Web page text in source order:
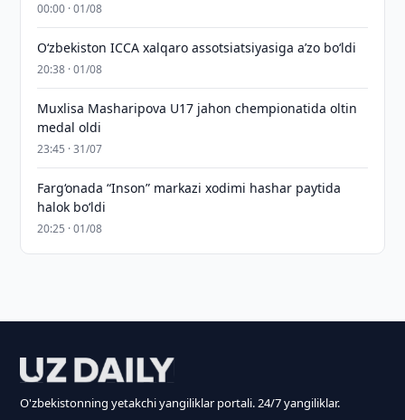
00:00 · 01/08
O‘zbekiston ICCA xalqaro assotsiatsiyasiga aʼzo bo‘ldi
20:38 · 01/08
Muxlisa Masharipova U17 jahon chempionatida oltin
medal oldi
23:45 · 31/07
Farg‘onada “Inson” markazi xodimi hashar paytida
halok bo‘ldi
20:25 · 01/08
O'zbekistonning yetakchi yangiliklar portali. 24/7 yangiliklar.